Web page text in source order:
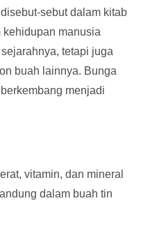
sebut dalam kitab
manusia
tetapi juga
buah lainnya. Bunga
menjadi
vitamin, dan mineral
dalam buah tin